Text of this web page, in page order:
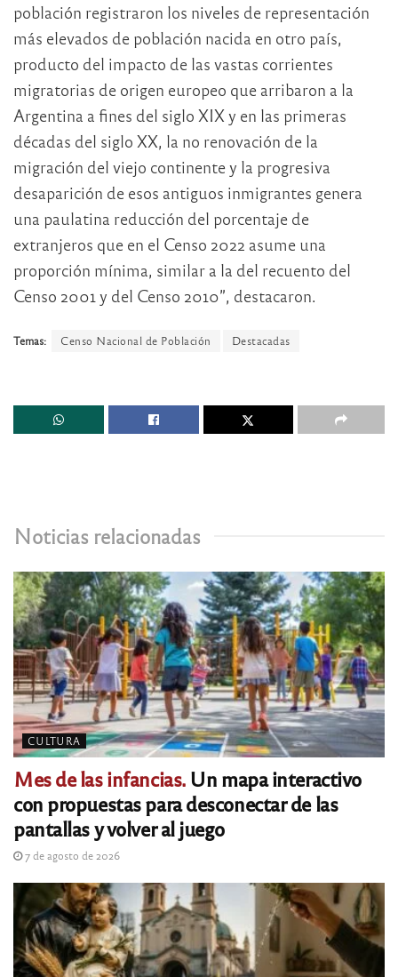
población registraron los niveles de representación
más elevados de población nacida en otro país,
producto del impacto de las vastas corrientes
migratorias de origen europeo que arribaron a la
Argentina a fines del siglo XIX y en las primeras
décadas del siglo XX, la no renovación de la
migración del viejo continente y la progresiva
desaparición de esos antiguos inmigrantes genera
una paulatina reducción del porcentaje de
extranjeros que en el Censo 2022 asume una
proporción mínima, similar a la del recuento del
Censo 2001 y del Censo 2010”, destacaron.
Temas: Censo Nacional de Población Destacadas
Noticias relacionadas
CULTURA
Mes de las infancias.Un mapa interactivo
con propuestas para desconectar de las
pantallas y volver al juego
7 de agosto de 2026